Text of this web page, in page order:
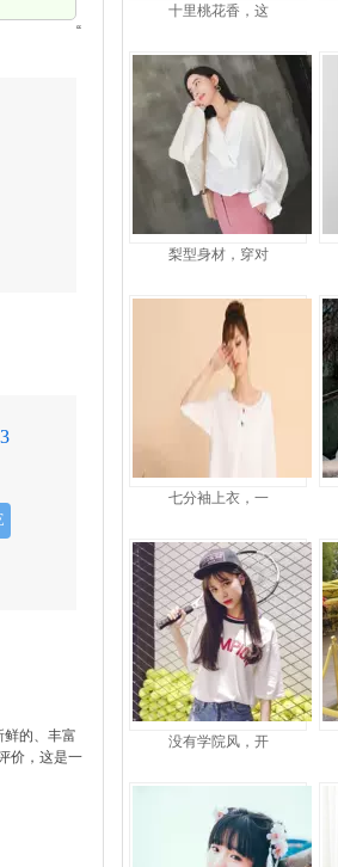
“
鲜的、丰富
价，这是一
十里桃花香，这
梨型身材，穿对
七分袖上衣，一
没有学院风，开